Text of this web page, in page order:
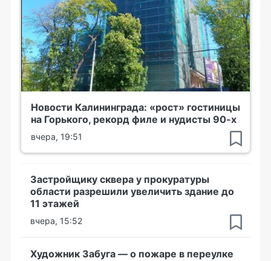
Новости Калининграда: «рост» гостиницы
на Горького, рекорд филе и нудисты 90-х
вчера, 19:51
Застройщику сквера у прокуратуры
области разрешили увеличить здание до
11 этажей
вчера, 15:52
Художник Забуга — о пожаре в переулке